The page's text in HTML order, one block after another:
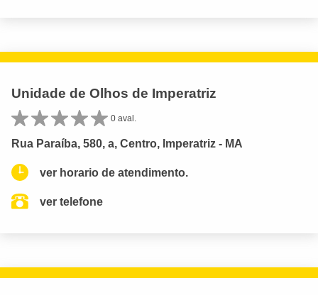
Unidade de Olhos de Imperatriz
0 aval.
Rua Paraíba, 580, a, Centro, Imperatriz - MA
ver horario de atendimento.
ver telefone